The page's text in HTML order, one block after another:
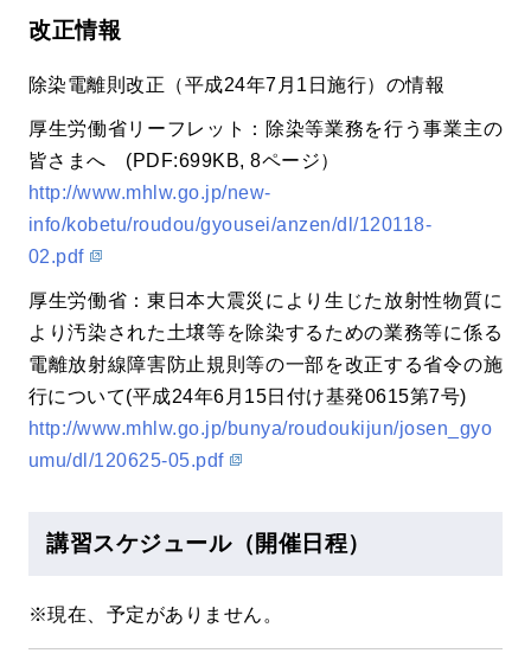
改正情報
除染電離則改正（平成24年7月1日施行）の情報
厚生労働省リーフレット：除染等業務を行う事業主の
皆さまへ (PDF:699KB, 8ページ）
http://www.mhlw.go.jp/new-
info/kobetu/roudou/gyousei/anzen/dl/120118-
02.pdf
厚生労働省：東日本大震災により生じた放射性物質に
より汚染された土壌等を除染するための業務等に係る
電離放射線障害防止規則等の一部を改正する省令の施
行について(平成24年6月15日付け基発0615第7号)
http://www.mhlw.go.jp/bunya/roudoukijun/josen_gyo
umu/dl/120625-05.pdf
講習スケジュール（開催日程）
※現在、予定がありません。